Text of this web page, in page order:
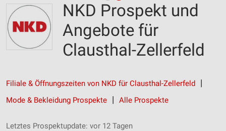
NKD Prospekt und
Angebote für
Clausthal-Zellerfeld
Filiale & Öffnungszeiten von NKD für Clausthal-Zellerfeld
Mode & Bekleidung Prospekte
Alle Prospekte
Letztes Prospektupdate: vor 12 Tagen